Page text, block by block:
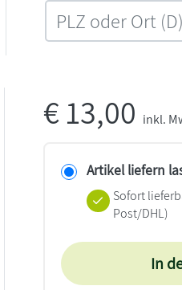
€13,00 inkl.
Artikel liefern
Sofort
Post/DHL)
In